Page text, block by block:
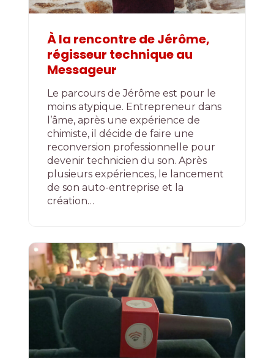
À la rencontre de Jérôme,
régisseur technique au
Messageur
Le parcours de Jérôme est pour le
moins atypique. Entrepreneur dans
l’âme, après une expérience de
chimiste, il décide de faire une
reconversion professionnelle pour
devenir technicien du son. Après
plusieurs expériences, le lancement
de son auto-entreprise et la
création…